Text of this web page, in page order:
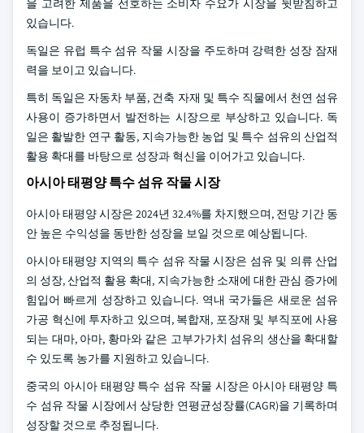
을 고려한 제품을 선호하는 소비자 수요가 시장을 뒷받침하고
있습니다.
독일은 유럽 특수 섬유 작물 시장을 주도하며 강력한 성장 잠재
력을 보이고 있습니다.
특히 독일은 자동차 부품, 건축 자재 및 특수 직물에서 천연 섬유
사용이 증가하면서 발전하는 시장으로 부상하고 있습니다. 독
일은 활발한 연구 활동, 지속가능한 농업 및 특수 섬유의 산업적
활용 확대를 바탕으로 성장과 혁신을 이어가고 있습니다.
아시아 태평양 특수 섬유 작물 시장
아시아 태평양 시장은 2024년 32.4%를 차지했으며, 전망 기간 동
안 높은 수익성을 동반한 성장을 보일 것으로 예상됩니다.
아시아 태평양 지역의 특수 섬유 작물 시장은 섬유 및 의류 산업
의 성장, 산업적 활용 확대, 지속가능한 소재에 대한 관심 증가에
힘입어 빠르게 성장하고 있습니다. 역내 국가들은 새로운 섬유
가공 혁신에 투자하고 있으며, 복합재, 포장재 및 부직포에 사용
되는 대마, 아마, 황마와 같은 고부가가치 섬유의 생산을 확대할
수 있도록 농가를 지원하고 있습니다.
중국의 아시아 태평양 특수 섬유 작물 시장은 아시아 태평양 특
수 섬유 작물 시장에서 상당한 연평균성장률(CAGR)을 기록하며
성장할 것으로 추정됩니다.